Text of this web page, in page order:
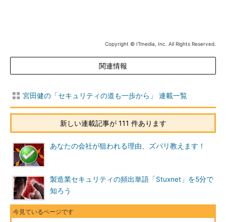
Copyright © ITmedia, Inc. All Rights Reserved.
関連情報
宮田健の「セキュリティの道も一歩から」 連載一覧
新しい連載記事が 111 件あります
あなたの会社が狙われる理由、ズバリ教えます！
製造業セキュリティの頻出単語「Stuxnet」を5分で
知ろう